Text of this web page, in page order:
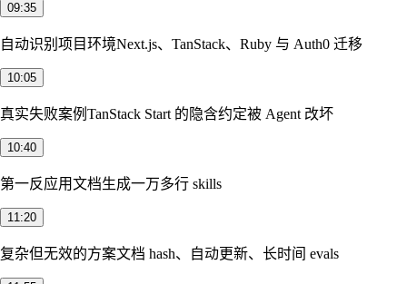
09:35
自动识别项目环境Next.js、TanStack、Ruby 与 Auth0 迁移
10:05
真实失败案例 TanStack Start 的隐含约定被 Agent 改坏
10:40
第一反应用文档生成一万多行 skills
11:20
复杂但无效的方案文档 hash、自动更新、长时间 evals